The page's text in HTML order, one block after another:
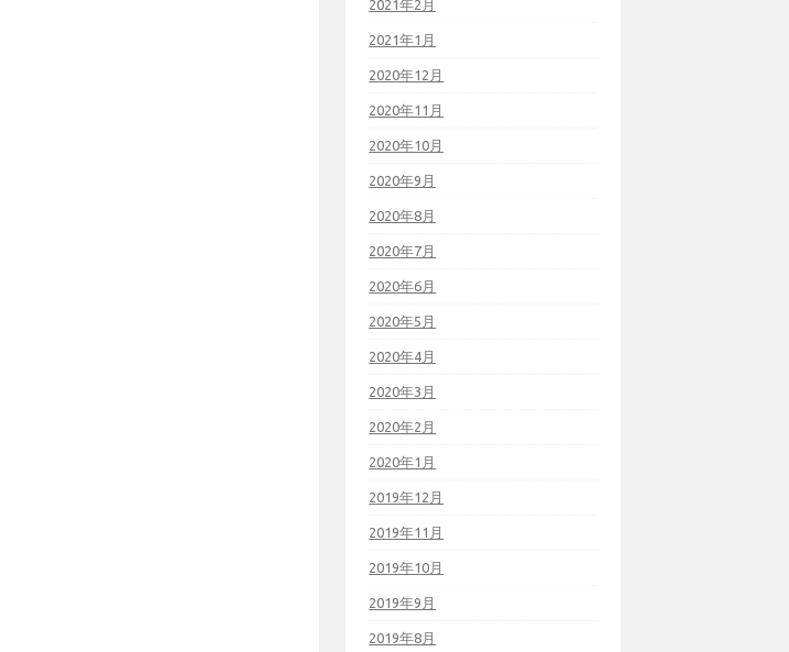
2021年2月
2021年1月
2020年12月
2020年11月
2020年10月
2020年9月
2020年8月
2020年7月
2020年6月
2020年5月
2020年4月
2020年3月
2020年2月
2020年1月
2019年12月
2019年11月
2019年10月
2019年9月
2019年8月